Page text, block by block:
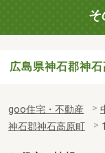
そ
広島県神石郡神
goo住宅・不動産
神石郡神石高原町